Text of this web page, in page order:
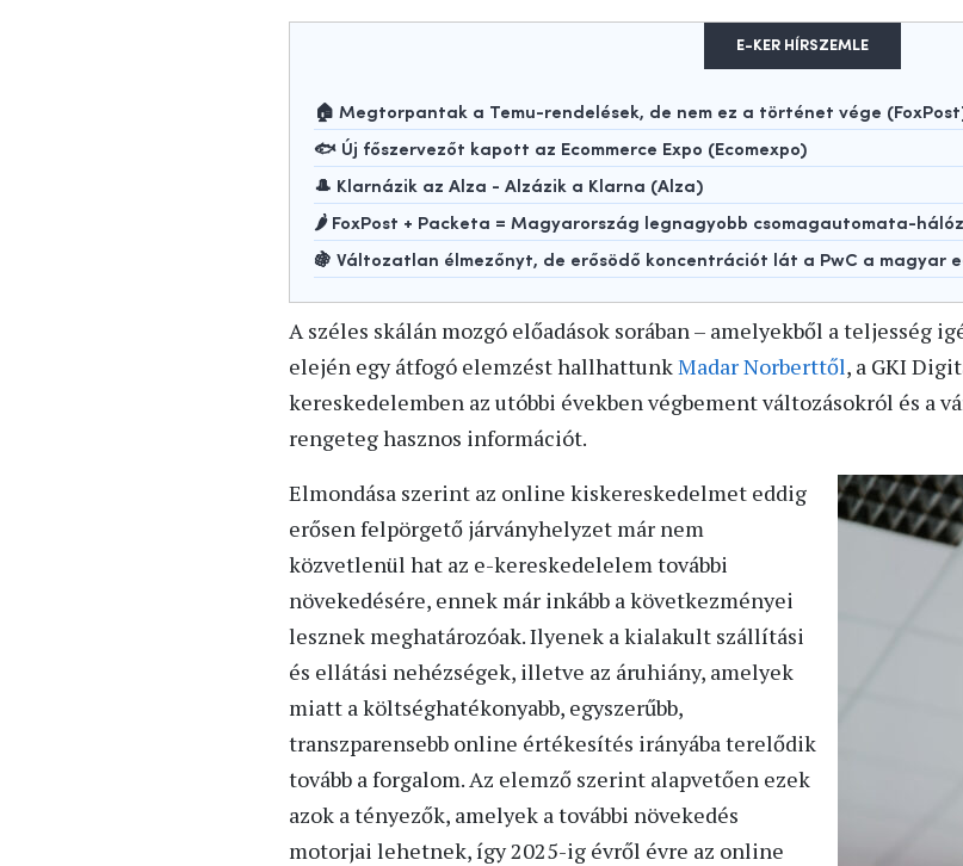
E-KER HÍRSZEMLE
🏠 Megtorpantak a Temu-rendelések, de nem ez a történet vége
🐟 Új főszervezőt kapott az Ecommerce Expo (Ecomexpo)
🎩 Klarnázik az Alza - Alzázik a Klarna (Alza)
🌶️ FoxPost + Packeta = Magyarország legnagyobb csomagautomata-
🍇 Változatlan élmezőnyt, de erősödő koncentrációt lát a PwC a magyar
A széles skálán mozgó előadások sorában – amelyekből a teljesség
elején egy átfogó elemzést hallhattunkMadar Norberttől, a GKI
kereskedelemben az utóbbi években végbement változásokról és a
rengeteg hasznos információt.
Elmondása szerint az online kiskereskedelmet eddig
erősen felpörgető járványhelyzet már nem
közvetlenül hat az e-kereskedelelem további
növekedésére, ennek már inkább a következményei
lesznek meghatározóak. Ilyenek a kialakult szállítási
és ellátási nehézségek, illetve az áruhiány, amelyek
miatt a költséghatékonyabb, egyszerűbb,
transzparensebb online értékesítés irányába terelődik
tovább a forgalom. Az elemző szerint alapvetően ezek
azok a tényezők, amelyek a további növekedés
motorjai lehetnek, így 2025-ig évről évre az online